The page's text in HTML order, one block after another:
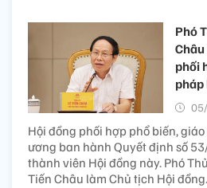
Phó
phối
pháp
Hội đồng phối hợp phổ biến,
ương ban hành Quyết định số
thành viên Hội đồng này. Phó
Tiến Châu làm Chủ tịch Hội đồng.